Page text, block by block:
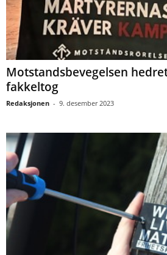
Motstandsbevegelsen
fakkeltog
Redaksjonen - 9. desember 2023